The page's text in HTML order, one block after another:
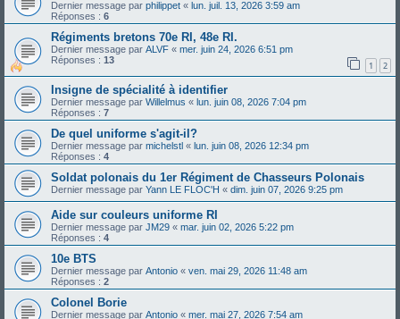
Dernier message par philippet « lun. juil. 13, 2026 3:59 am
Réponses : 6
Régiments bretons 70e RI, 48e RI.
Dernier message par ALVF « mer. juin 24, 2026 6:51 pm
Réponses : 13 1 2
Insigne de spécialité à identifier
Dernier message par Willelmus « lun. juin 08, 2026 7:04 pm
Réponses : 7
De quel uniforme s'agit-il?
Dernier message par michelstl « lun. juin 08, 2026 12:34 pm
Réponses : 4
Soldat polonais du 1er Régiment de Chasseurs Polonais
Dernier message par Yann LE FLOC'H « dim. juin 07, 2026 9:25 pm
Aide sur couleurs uniforme RI
Dernier message par JM29 « mar. juin 02, 2026 5:22 pm
Réponses : 4
10e BTS
Dernier message par Antonio « ven. mai 29, 2026 11:48 am
Réponses : 2
Colonel Borie
Dernier message par Antonio « mer. mai 27, 2026 7:54 am